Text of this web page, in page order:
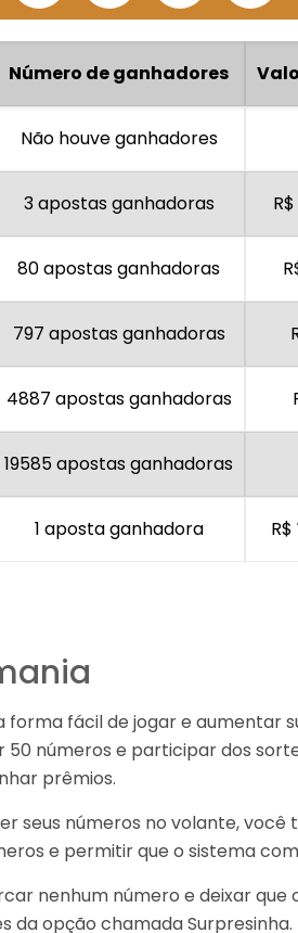
Número de ganhadores
Não houve ganhadores
3 apostas ganhadoras R$
80 apostas ganhadoras
797 apostas ganhadoras
4887 apostas ganhadoras
19585 apostas ganhadoras
1 aposta ganhadora R$
fácil de jogar e aumentar
50 números e participar dos
prêmios.
seus números no volante,
e permitir que o sistema
nenhum número e deixar que
opção chamada Surpresinha.